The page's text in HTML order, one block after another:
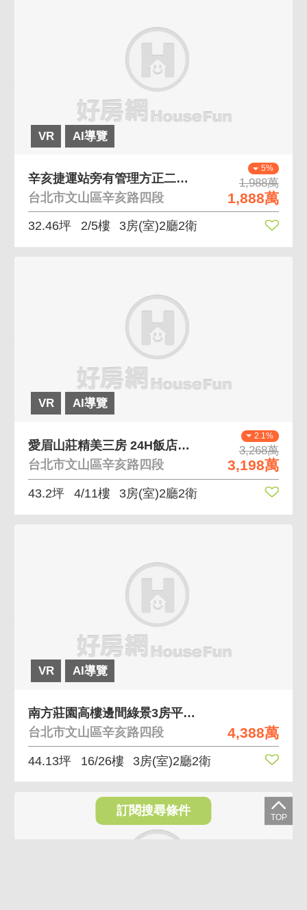
VR AI導覽
5%
1,988萬
1,888萬
辛亥捷運站旁有管理方正二樓 近捷運 鄰未來公園 有
台北市文山區辛亥路四段
32.46坪 2/5樓 3房(室)2廳2衛
VR AI導覽
2.1%
3,268萬
3,198萬
愛眉山莊精美三房 24H飯店式管理，公設齊全
台北市文山區辛亥路四段
43.2坪 4/11樓 3房(室)2廳2衛
VR AI導覽
4,388萬
南方莊園高樓邊間綠景3房平面車位 高樓層綠茵景觀近
台北市文山區辛亥路四段
44.13坪 16/26樓 3房(室)2廳2衛
訂閱搜尋條件